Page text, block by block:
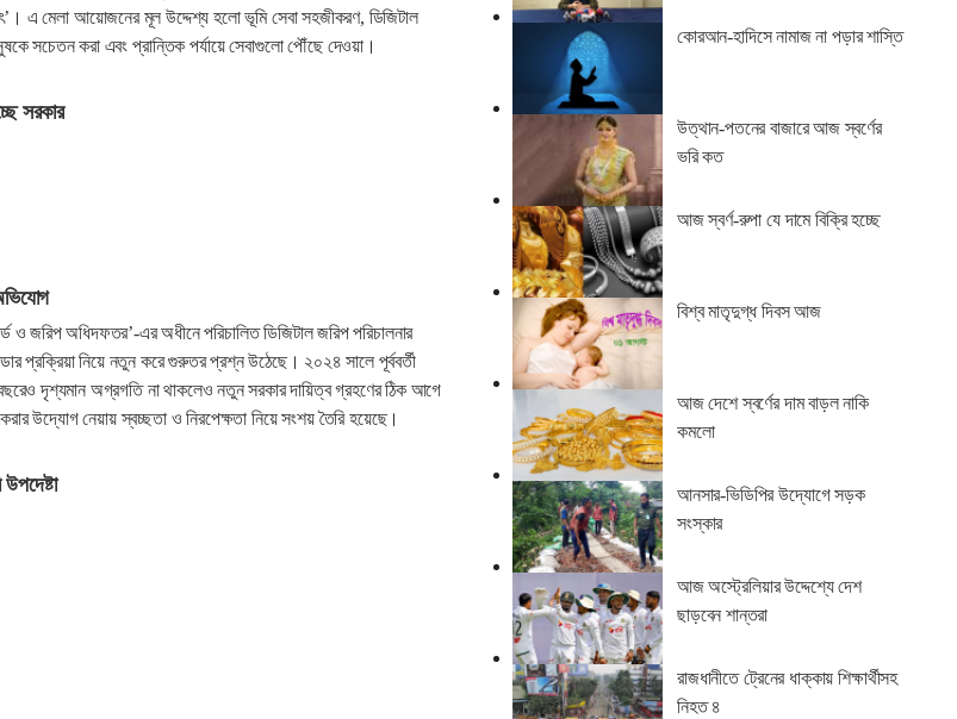
এ মেলা আয়োজনের মূল উদ্দেশ্য হলো ভূমি সেবা সহজীকরণ, ডিজিটাল
সচেতন করা এবং প্রান্তিক পর্যায়ে সেবাগুলো পৌঁছে দেওয়া।
সরকার
ও জরিপ অধিদফতর’-এর অধীনে পরিচালিত ডিজিটাল জরিপ পরিচালনার
প্রক্রিয়া নিয়ে নতুন করে গুরুতর প্রশ্ন উঠেছে। ২০২৪ সালে পূর্ববর্তী
দৃশ্যমান অগ্রগতি না থাকলেও নতুন সরকার দায়িত্ব গ্রহণের ঠিক আগে
উদ্যোগ নেয়ায় স্বচ্ছতা ও নিরপেক্ষতা নিয়ে সংশয় তৈরি হয়েছে।
কোরআন-হাদিসে নামাজ না পড়ার শাস্তি
উত্থান-পতনের বাজারে আজ স্বর্ণের
ভরি কত
আজ স্বর্ণ-রুপা যে দামে বিক্রি হচ্ছে
বিশ্ব মাতৃদুগ্ধ দিবস আজ
আজ দেশে স্বর্ণের দাম বাড়ল নাকি
কমলো
আনসার-ভিডিপির উদ্যোগে সড়ক
সংস্কার
আজ অস্ট্রেলিয়ার উদ্দেশ্যে দেশ
ছাড়বেন শান্তরা
রাজধানীতে ট্রেনের ধাক্কায় শিক্ষার্থীসহ
নিহত ৪